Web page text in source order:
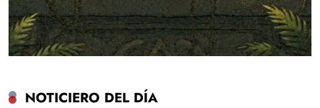
NOTICIERO DEL DÍA